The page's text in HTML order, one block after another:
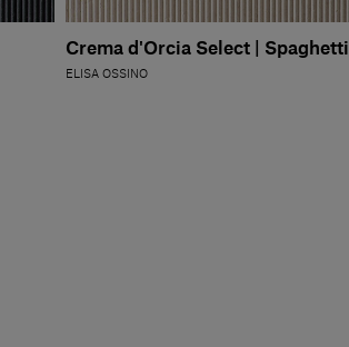
Crema d'Orcia Select | Spaghetti
ELISA OSSINO